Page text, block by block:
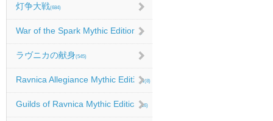
灯争大戦(684)
War of the Spark Mythic Edition (9)
ラヴニカの献身(545)
Ravnica Allegiance Mythic Edition(8)
Guilds of Ravnica Mythic Edition(16)